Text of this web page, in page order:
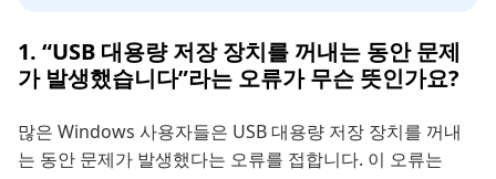
1. “USB 대용량 저장 장치를 꺼내는 동안 문제
가 발생했습니다”라는 오류가 무슨 뜻인가요?
많은 Windows 사용자들은 USB 대용량 저장 장치를 꺼내
는 동안 문제가 발생했다는 오류를 접합니다. 이 오류는